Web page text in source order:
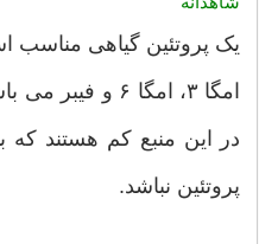
یک پروتئین گیاهی
امگا ۳، امگا ۶ و
در این منبع کم هستند
پروتئین نباشد.